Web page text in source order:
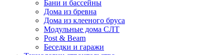
Бани и бассейны
Дома из бревна
Дома из клееного бруса
Модульные дома СЛТ
Post & Beam
Беседки и гаражи